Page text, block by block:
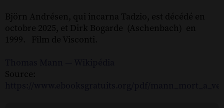
Björn Andrésen, qui incarna Tadzio, est décédé en
octobre 2025, et Dirk Bogarde (Aschenbach) en
1999. Film de Visconti.
Source: